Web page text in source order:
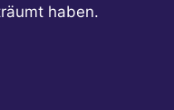
haben.